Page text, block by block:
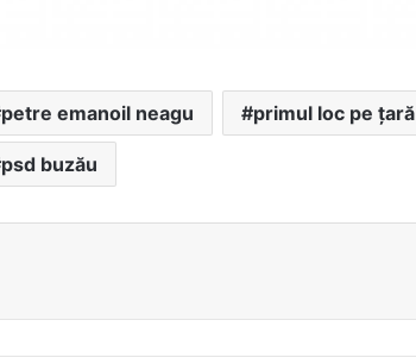
petre emanoil neagu primul loc pe țară
psd buzău